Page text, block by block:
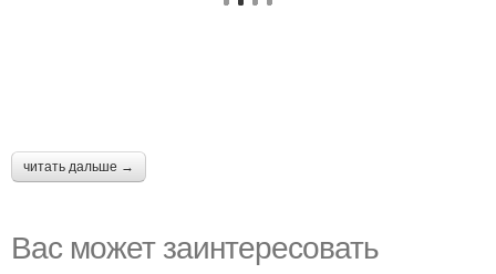
читать дальше →
Вас может заинтересовать